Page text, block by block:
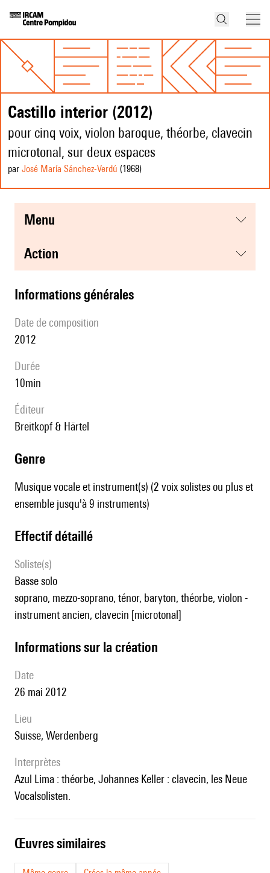
Castillo interior (2012)
pour cinq voix, violon baroque, théorbe, clavecin
microtonal, sur deux espaces
par José María Sánchez-Verdú (1968)
menu
action
informations générales
date de composition
2012
durée
10min
éditeur
Breitkopf & Härtel
genre
Musique vocale et instrument(s) (2 voix solistes ou plus et
ensemble jusqu'à 9 instruments)
effectif détaillé
Soliste(s)
basse solo
soprano, mezzo-soprano, ténor, baryton, théorbe, violon -
instrument ancien, clavecin [microtonal]
informations sur la création
date
26 mai 2012
lieu
Suisse, Werdenberg
interprètes
Azul Lima : théorbe, Johannes Keller : clavecin, les Neue
Vocalsolisten.
œuvres similaires